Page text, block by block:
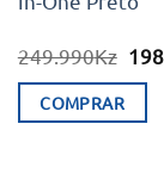
249.990Kz O
era:
COMPRAR